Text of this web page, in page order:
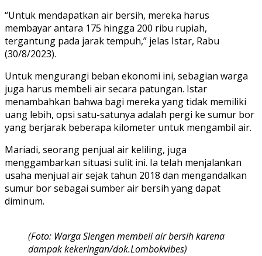
“Untuk mendapatkan air bersih, mereka harus
membayar antara 175 hingga 200 ribu rupiah,
tergantung pada jarak tempuh,” jelas Istar, Rabu
(30/8/2023).
Untuk mengurangi beban ekonomi ini, sebagian warga
juga harus membeli air secara patungan. Istar
menambahkan bahwa bagi mereka yang tidak memiliki
uang lebih, opsi satu-satunya adalah pergi ke sumur bor
yang berjarak beberapa kilometer untuk mengambil air.
Mariadi, seorang penjual air keliling, juga
menggambarkan situasi sulit ini. Ia telah menjalankan
usaha menjual air sejak tahun 2018 dan mengandalkan
sumur bor sebagai sumber air bersih yang dapat
diminum.
(Foto: Warga Slengen membeli air bersih karena
dampak kekeringan/dok.Lombokvibes)